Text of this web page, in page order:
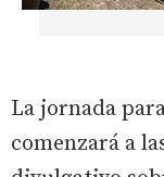
La jornada
comenzará a